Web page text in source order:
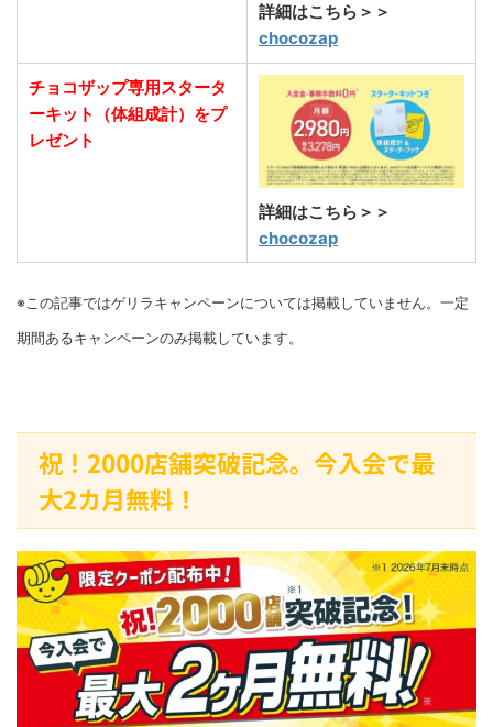
詳細はこちら＞＞
chocozap
チョコザップ専用スタータ
ーキット（体組成計）をプ
レゼント
詳細はこちら＞＞
chocozap
※この記事ではゲリラキャンペーンについては掲載していません。一定
期間あるキャンペーンのみ掲載しています。
祝！2000店舗突破記念。今入会で最
大2カ月無料！